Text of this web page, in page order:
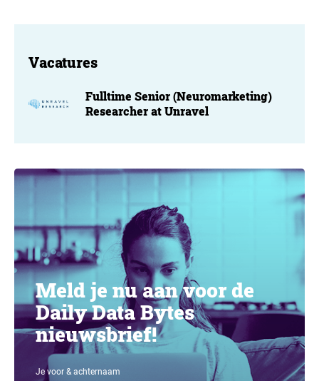
Vacatures
Fulltime Senior (Neuromarketing)
Researcher at Unravel
Meld je nu aan voor de
Daily Data Bytes
nieuwsbrief!
Je voor & achternaam